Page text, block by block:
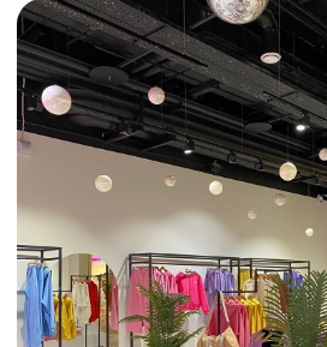
КОНТАКТЫ
Оплата долями
Size guide
Обмен и возврат
Доставка и оплата
ПОКУПАТЕЛЯМ
Вакансии
Магазины
Наши путешествия
Наши проекты
Каталог
О КОМПАНИИ
MACROCOSM
14'000+ подписчиков в нашем Telegram-канале